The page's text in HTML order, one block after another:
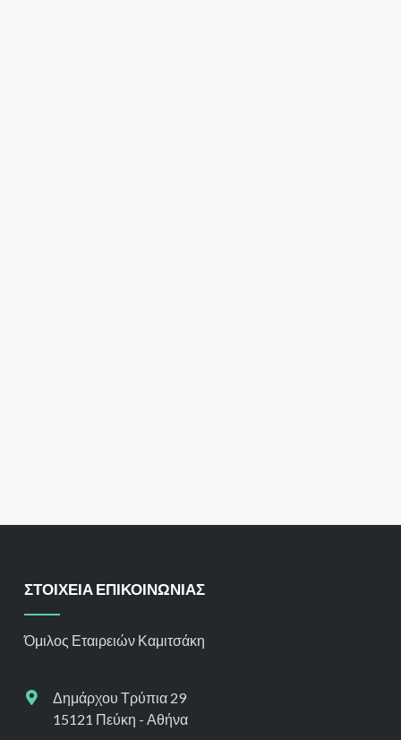
ΣΤΟΙΧΕΙΑ ΕΠΙΚΟΙΝΩΝΙΑΣ
Όμιλος Εταιρειών Καμιτσάκη
Δημάρχου Τρύπια 29
15121 Πεύκη - Αθήνα